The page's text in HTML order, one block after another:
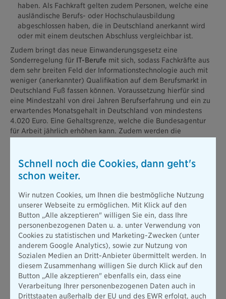
haben. Als Fachkraft gelten zudem Personen, welche eine
ausländische Berufs- oder Hochschulausbildung
abgeschlossen haben, die in Deutschland anerkannt wird
oder mit einem deutschen Abschluss vergleichbar ist.
Zudem bringt das neue Einwanderungsgesetz eine
Sonderregelung für IT-Berufe mit sich, sodass Fachkräfte aus
dem sehr breiten Feld der Informationstechnologie auch mit
weniger (anerkannter) Qualifikation auf dem Berufsmarkt in
Deutschland Fuß fassen können. Voraussetzung hierfür sind
eine Mindestzahl von drei Jahren Berufserfahrung und ein zu
erwartendes Monatsgehalt in Deutschland von mindestens
4.020 Euro. Eine Gehaltsgrenze, welche die Bundesagentur
für Arbeit jährlich erhöhen kann. Zudem werden die
Was verändert sich durch das neue Gesetz?
„revolutionieren“ und damit besonders den deutschen
Unternehmen die Suche nach geeigneten Bewerbern
erleichtern. Was hierbei im Vergleich zu vorherigen
Regelungen neu ist und was beim Alten bleibt, ist auf den
ersten Blick dennoch eher schwer erkennbar – zumindest für
alle Nicht-Arbeitsrechtler. Unsere Checkliste schafft Klarheit.
DieVereinheitlichung des Fachkräftebegriffsschafft
deutlich mehr Klarheit darüber, welche Bewerber als
Fachkraft gelten und somit den Eintritt in den deutschen
Arbeitsmarkt erleichtert bekommen.
Schnell noch die Cookies, dann geht's
schon weiter.
Wir nutzen Cookies, um Ihnen die bestmögliche Nutzung
unserer Webseite zu ermöglichen. Mit Klick auf den
Button „Alle akzeptieren" willigen Sie ein, dass Ihre
personenbezogenen Daten u. a. unter Verwendung von
Cookies zu statistischen und Marketing-Zwecken (unter
anderem Google Analytics), sowie zur Nutzung von
Sozialen Medien an Dritt-Anbieter übermittelt werden. In
diesem Zusammenhang willigen Sie durch Klick auf den
Button „Alle akzeptieren" ebenfalls ein, dass eine
Verarbeitung Ihrer personenbezogenen Daten auch in
Drittstaaten außerhalb der EU und des EWR erfolgt, auch